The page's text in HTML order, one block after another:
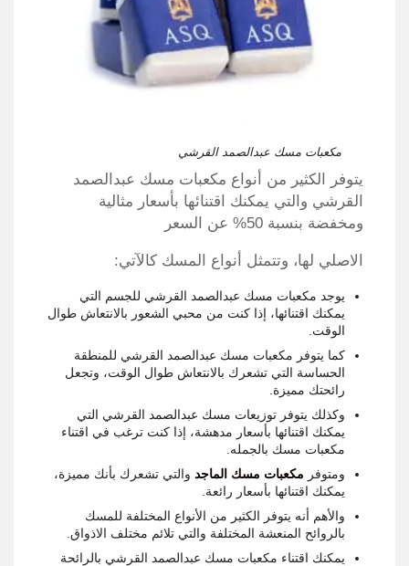
مكعبات مسك عبدالصمد القرشي
يتوفر الكثير من أنواع مكعبات مسك عبدالصمد
القرشي والتي يمكنك اقتنائها بأسعار مثالية
ومخفضة بنسبة 50% عن السعر
الاصلي لها، وتتمثل أنواع المسك كالآتي:
يوجد مكعبات مسك عبدالصمد القرشي للجسم التي
يمكنك اقتنائها، إذا كنت من محبي الشعور بالانتعاش طوال
الوقت.
كما يتوفر مكعبات مسك عبدالصمد القرشي للمنطقة
الحساسة التي تشعرك بالانتعاش طوال الوقت، وتجعل
رائحتك مميزة.
وكذلك يتوفر توزيعات مسك عبدالصمد القرشي التي
يمكنك اقتنائها بأسعار مدهشة، إذا كنت ترغب في اقتناء
مكعبات مسك بالجمله.
ومتوفر مكعبات مسك الماجد والتي تشعرك بأنك مميزة،
يمكنك اقتنائها بأسعار رائعة.
والأهم أنه يتوفر الكثير من الأنواع المختلفة للمسك
بالروائح المنعشة المختلفة والتي تلائم مختلف الاذواق.
يمكنك اقتناء مكعبات مسك عبدالصمد القرشي بالرائحة